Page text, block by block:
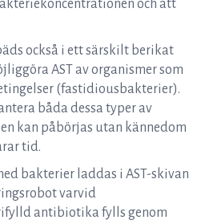
och att
också i ett särskilt berikat
AST av organismer som
(fastidiousbakterier).
båda dessa typer av
kan påbörjas utan kännedom
tid.
bakterier laddas i AST-skivan
varvid
antibiotika fylls genom